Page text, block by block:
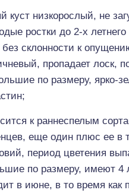
куст низкорослый, не
ростки до 2-х
склонности к
пропадает лоск,
по размеру, ярко-
к раннеспелым
еще один плюс ее в
период цветения
по размеру, имеют 4
в июне, в то время